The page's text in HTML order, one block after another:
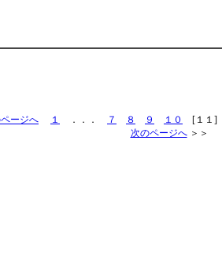
ージへ １ ．．． ７ ８ ９ １０ [１１]
次のページへ＞＞